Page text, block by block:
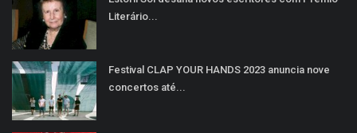
Literário...
Festival CLAP YOUR HANDS 2023 anuncia nove
concertos até...